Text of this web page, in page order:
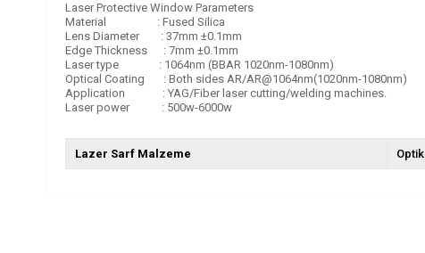
Laser Protective Window Parameters
Material : Fused Silica
Lens Diameter : 37mm ±0.1mm
Edge Thickness : 7mm ±0.1mm
Laser type : 1064nm (BBAR 1020nm-1080nm)
Optical Coating : Both sides AR/AR@1064nm(1020nm-1080nm)
Application : YAG/Fiber laser cutting/welding machines.
Laser power : 500w-6000w
Lazer Sarf Malzeme Optik